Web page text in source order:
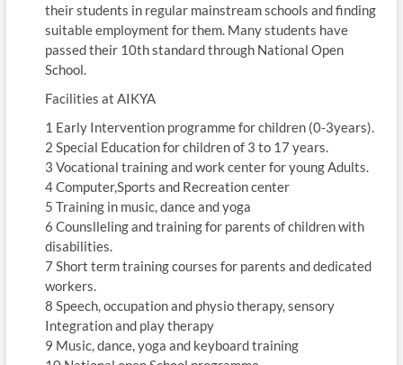
their students in regular mainstream schools and finding
suitable employment for them. Many students have
passed their 10th standard through National Open
School.
Facilities at AIKYA
1 Early Intervention programme for children (0-3years).
2 Special Education for children of 3 to 17 years.
3 Vocational training and work center for young Adults.
4 Computer,Sports and Recreation center
5 Training in music, dance and yoga
6 Counslleling and training for parents of children with
disabilities.
7 Short term training courses for parents and dedicated
workers.
8 Speech, occupation and physio therapy, sensory
Integration and play therapy
9 Music, dance, yoga and keyboard training